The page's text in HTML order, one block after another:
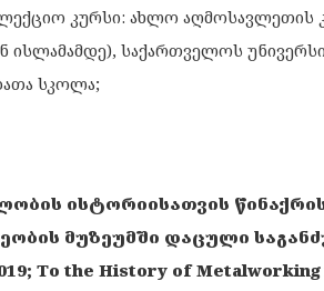
კურსი: ახლო აღმოსავლეთის
ისლამამდე), საქართველოს
სკოლა;
ისტორიისათვის
მუზეუმში დაცული
To the History of Metalworking